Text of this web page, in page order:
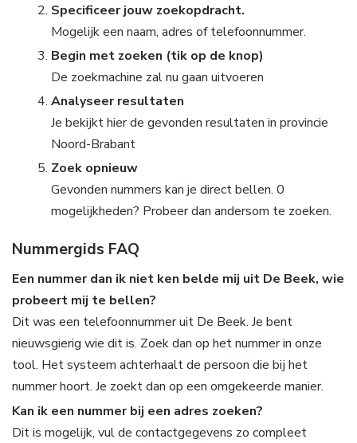
Specificeer jouw zoekopdracht.
Mogelijk een naam, adres of telefoonnummer.
Begin met zoeken (tik op de knop)
De zoekmachine zal nu gaan uitvoeren
Analyseer resultaten
Je bekijkt hier de gevonden resultaten in provincie
Noord-Brabant
Zoek opnieuw
Gevonden nummers kan je direct bellen. 0
mogelijkheden? Probeer dan andersom te zoeken.
Nummergids FAQ
Een nummer dan ik niet ken belde mij uit De Beek, wie
probeert mij te bellen?
Dit was een telefoonnummer uit De Beek. Je bent
nieuwsgierig wie dit is. Zoek dan op het nummer in onze
tool. Het systeem achterhaalt de persoon die bij het
nummer hoort. Je zoekt dan op een omgekeerde manier.
Kan ik een nummer bij een adres zoeken?
Dit is mogelijk, vul de contactgegevens zo compleet